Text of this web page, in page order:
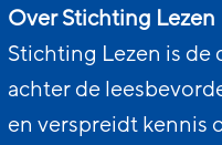
Over Stichting Lezen
Stichting Lezen is de
achter de
en verspreidt kennis